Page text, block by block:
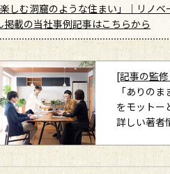
しむ洞窟のような住まい」｜リノベ
掲載の当社事例記事はこちらから
[記事の監
「ありの
をモットー
詳しい著者